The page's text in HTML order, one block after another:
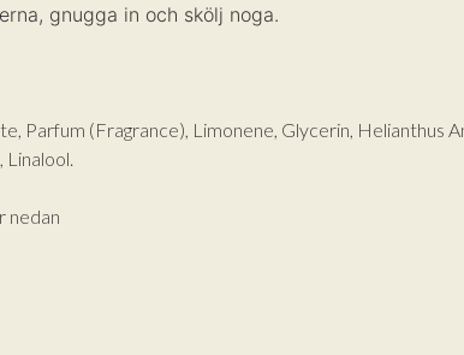
gnugga in och skölj noga.
Parfum (Fragrance), Limonene, Glycerin, Helianthus
nedan